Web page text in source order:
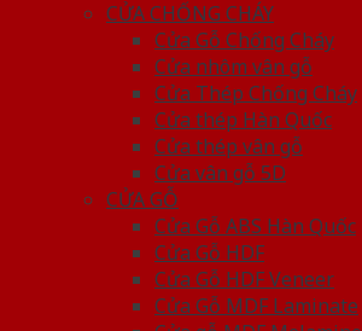
CỬA CHỐNG CHÁY
Cửa Gỗ Chống Cháy
Cửa nhôm vân gỗ
Cửa Thép Chống Cháy
Cửa thép Hàn Quốc
Cửa thép vân gỗ
Cửa vân gỗ 5D
CỬA GỖ
Cửa Gỗ ABS Hàn Quốc
Cửa Gỗ HDF
Cửa Gỗ HDF Veneer
Cửa Gỗ MDF Laminate